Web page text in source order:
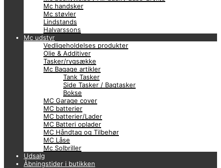
Mc handsker
Mc støvler
Lindstands
Halvarssons
Mc udstyr
Vedligeholdelses produkter
Olie & Additiver
Tasker/rygsække
Mc Bagage artikler
Tank Tasker
Side Tasker / Bagtasker
Bokse
MC Garage cover
MC batterier
MC batterier/Lader
MC Batteri oplader
MC Håndtag og Tilbehør
MC Låse
Mc Solbriller
Udsalg
Åbningstider i butikken